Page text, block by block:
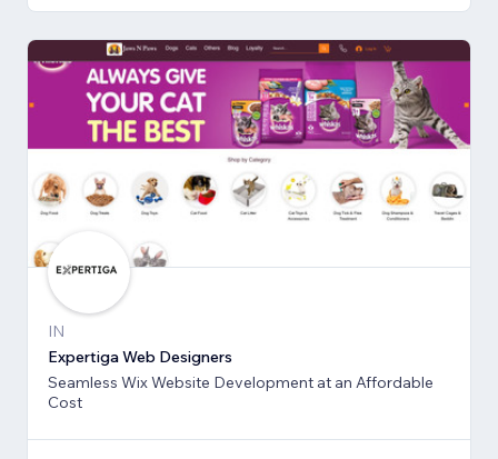
IN
Expertiga Web Designers
Seamless Wix Website Development at an Affordable
Cost